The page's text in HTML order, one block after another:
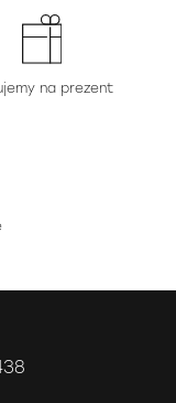
na prezent